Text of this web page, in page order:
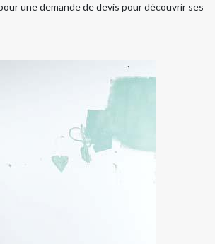
une demande de devis pour découvrir ses